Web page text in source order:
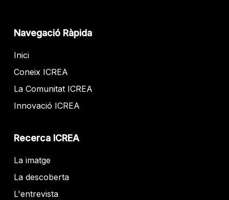
Navegació Ràpida
Inici
Coneix ICREA
La Comunitat ICREA
Innovació ICREA
Recerca ICREA
La imatge
La descoberta
L'entrevista